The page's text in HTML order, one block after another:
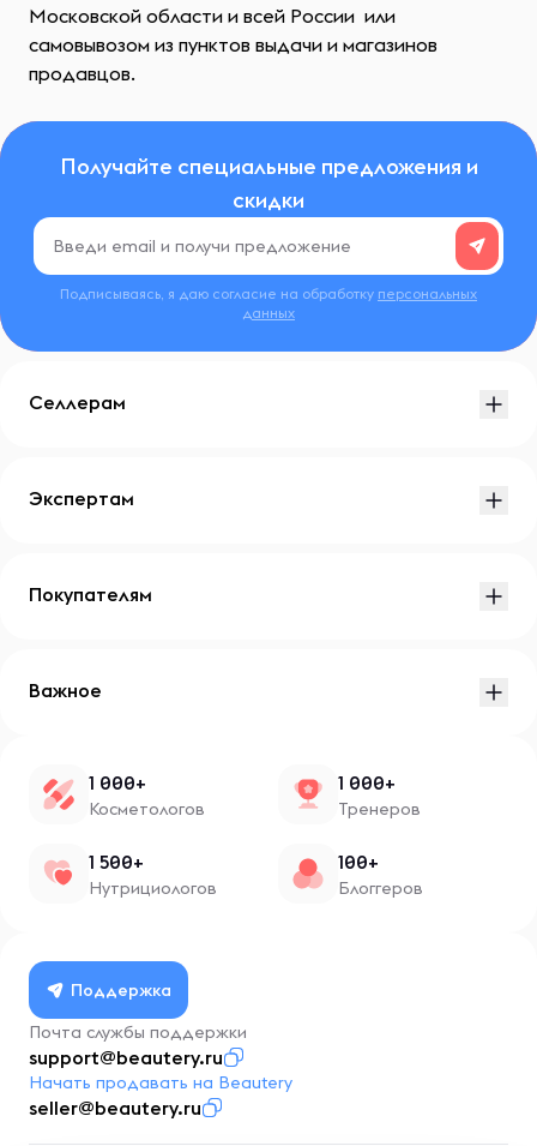
Московской области и всей России или
самовывозом из пунктов выдачи и магазинов
продавцов.
Получайте специальные предложения и
скидки
Подписываясь, я даю согласие на обработку персональных
данных
Селлерам
Экспертам
Покупателям
Важное
1 000+
Косметологов
1 000+
Тренеров
1 500+
Нутрициологов
100+
Блоггеров
Поддержка
Почта службы поддержки
support@beautery.ru
Начать продавать на Beautery
seller@beautery.ru